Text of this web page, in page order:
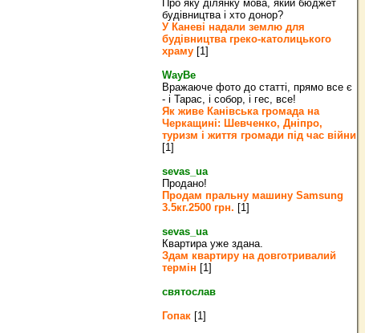
Про яку ділянку мова, який бюджет
будівництва і хто донор?
У Каневі надали землю для
будівництва греко‐католицького
храму [1]
WayBe
Вражаюче фото до статті, прямо все є
- і Тарас, і собор, і гес, все!
Як живе Канівська громада на
Черкащині: Шевченко, Дніпро,
туризм і життя громади під час війни
[1]
sevas_ua
Продано!
Продам пральну машину Samsung
3.5кг.2500 грн. [1]
sevas_ua
Квартира уже здана.
Здам квартиру на довготривалий
термін [1]
святослав
Гопак [1]